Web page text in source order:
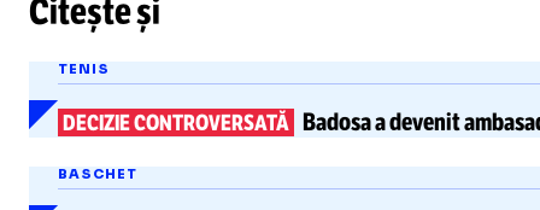
Citește și
TENIS
DECIZIE CONTROVERSATĂ Badosa a devenit
BASCHET